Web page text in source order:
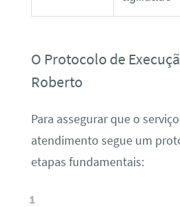
O Protocolo de
Roberto
Para assegurar que o
atendimento segue um
etapas fundamentais: